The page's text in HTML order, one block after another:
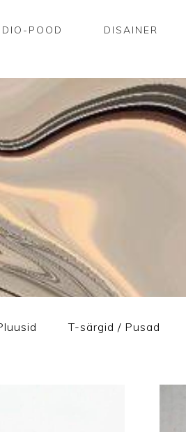
POOD DISAINER
T-särgid / Pusad